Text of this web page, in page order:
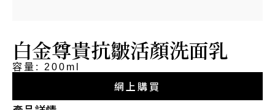
白金尊貴抗皺活顏洗面乳
容量: 200ml
網上購買